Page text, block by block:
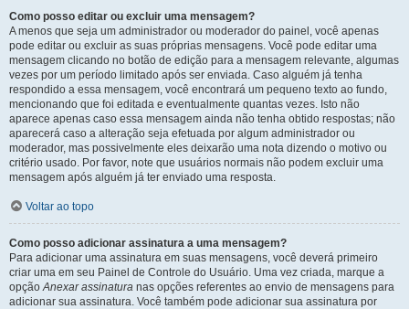
Como posso editar ou excluir uma mensagem?
A menos que seja um administrador ou moderador do painel, você apenas
pode editar ou excluir as suas próprias mensagens. Você pode editar uma
mensagem clicando no botão de edição para a mensagem relevante, algumas
vezes por um período limitado após ser enviada. Caso alguém já tenha
respondido a essa mensagem, você encontrará um pequeno texto ao fundo,
mencionando que foi editada e eventualmente quantas vezes. Isto não
aparece apenas caso essa mensagem ainda não tenha obtido respostas; não
aparecerá caso a alteração seja efetuada por algum administrador ou
moderador, mas possivelmente eles deixarão uma nota dizendo o motivo ou
critério usado. Por favor, note que usuários normais não podem excluir uma
mensagem após alguém já ter enviado uma resposta.
Voltar ao topo
Como posso adicionar assinatura a uma mensagem?
Para adicionar uma assinatura em suas mensagens, você deverá primeiro
criar uma em seu Painel de Controle do Usuário. Uma vez criada, marque a
opçãoAnexar assinatura nas opções referentes ao envio de mensagens para
adicionar sua assinatura. Você também pode adicionar sua assinatura por